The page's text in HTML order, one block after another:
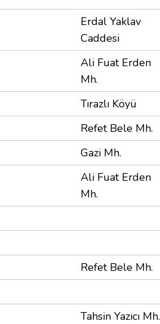
Erdal Yaklav
Caddesi
Ali Fuat Erden
Mh.
Tırazlı Köyü
Refet Bele Mh.
Gazi Mh.
Ali Fuat Erden
Mh.
Refet Bele Mh.
Tahsin Yazıcı Mh.